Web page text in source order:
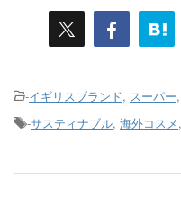
-イギリスブランド, スーパー,
-サスティナブル, 海外コスメ,